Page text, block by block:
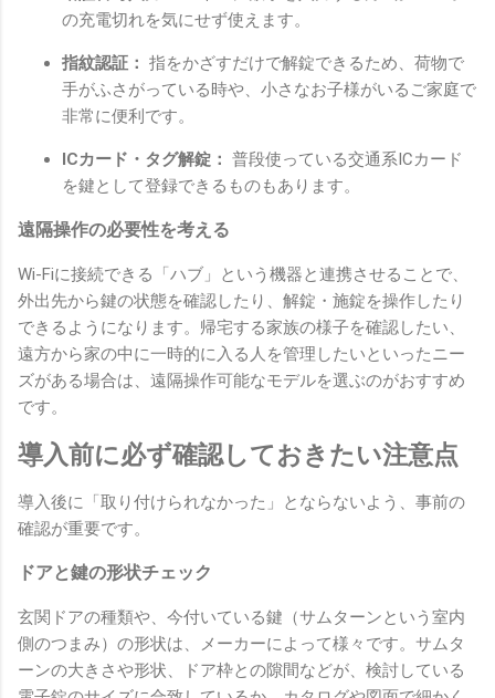
の充電切れを気にせず使えます。
指紋認証： 指をかざすだけで解錠できるため、荷物で
手がふさがっている時や、小さなお子様がいるご家庭で
非常に便利です。
ICカード・タグ解錠： 普段使っている交通系ICカード
を鍵として登録できるものもあります。
遠隔操作の必要性を考える
Wi-Fiに接続できる「ハブ」という機器と連携させることで、
外出先から鍵の状態を確認したり、解錠・施錠を操作したり
できるようになります。帰宅する家族の様子を確認したい、
遠方から家の中に一時的に入る人を管理したいといったニー
ズがある場合は、遠隔操作可能なモデルを選ぶのがおすすめ
です。
導入前に必ず確認しておきたい注意点
導入後に「取り付けられなかった」とならないよう、事前の
確認が重要です。
ドアと鍵の形状チェック
玄関ドアの種類や、今付いている鍵（サムターンという室内
側のつまみ）の形状は、メーカーによって様々です。サムタ
ーンの大きさや形状、ドア枠との隙間などが、検討している